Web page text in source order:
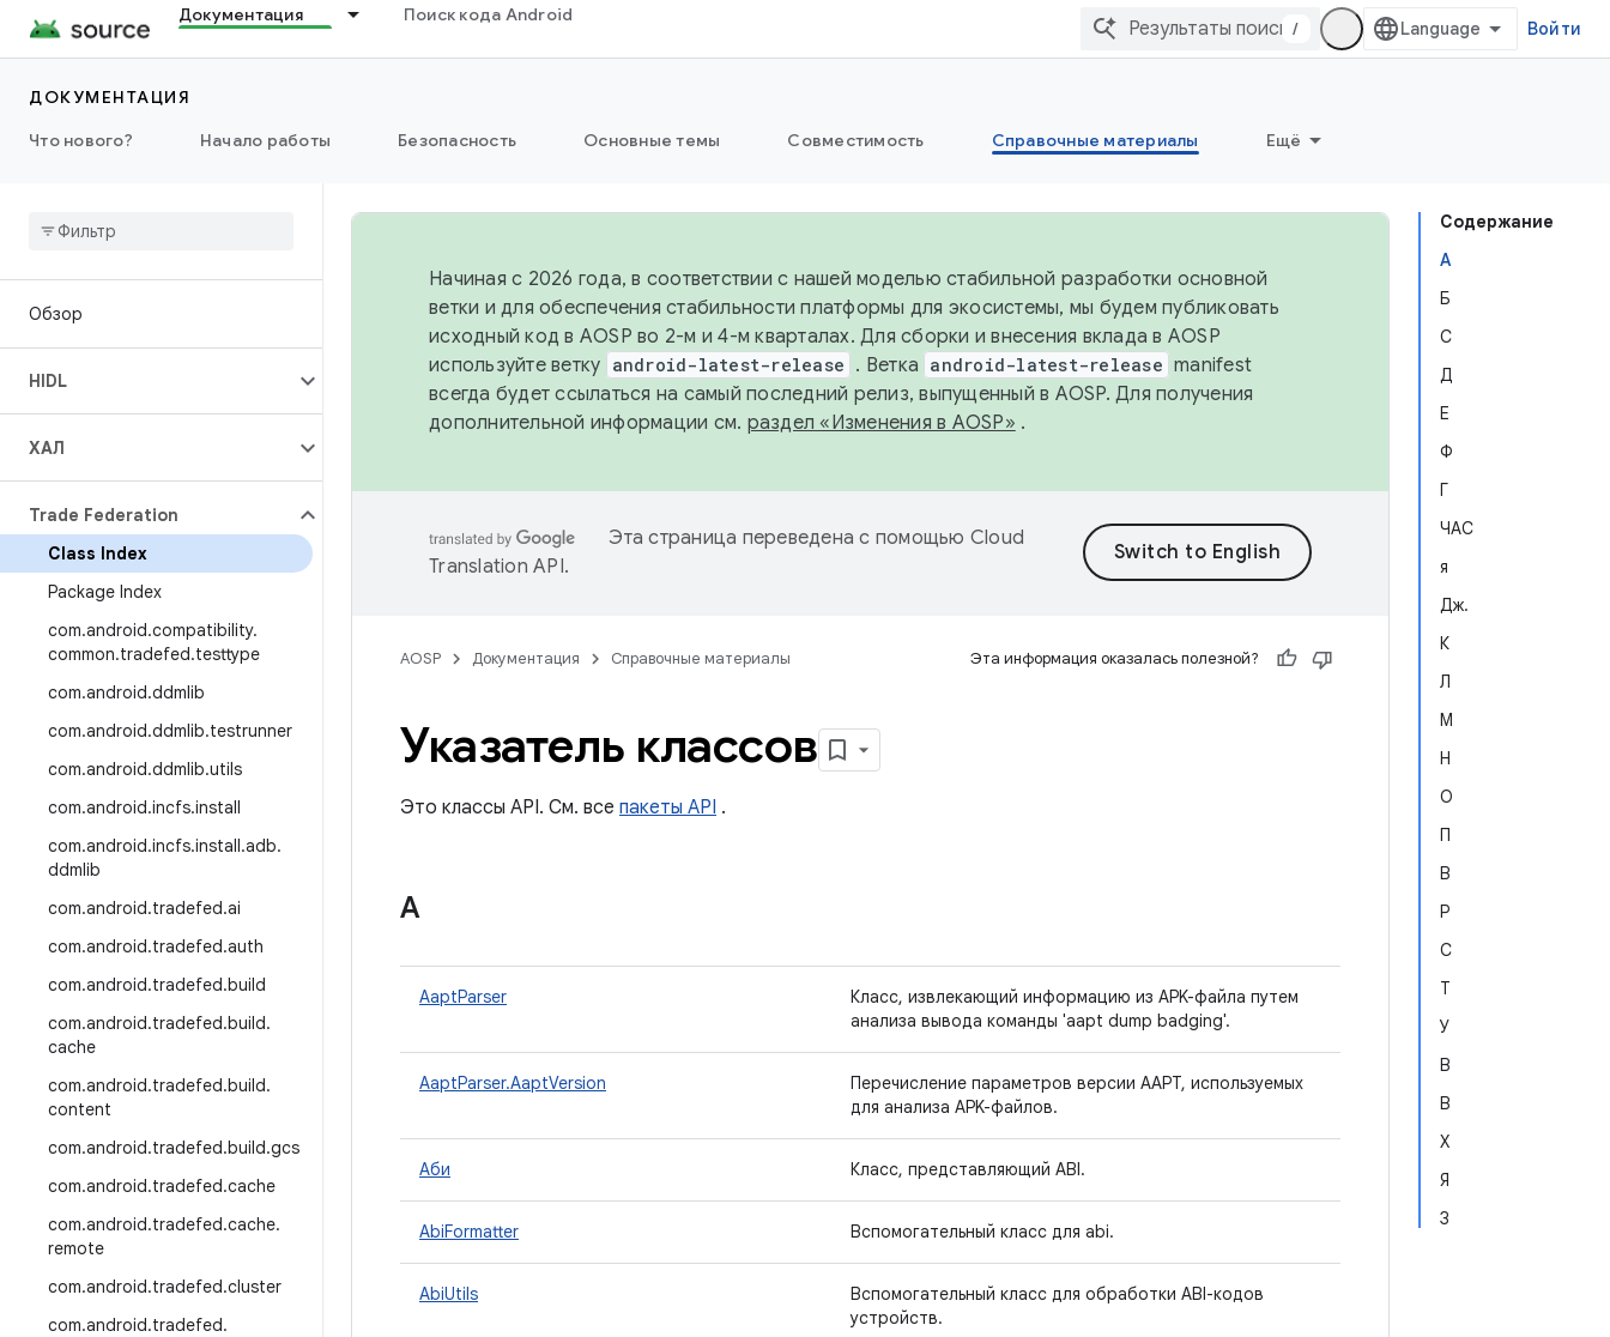
Документация Поиск кода Android
/ Войти
ДОКУМЕНТАЦИЯ
Что нового?
Начало работы Безопасность Основные темы Совместимость Справочные материалы Ещё
Обзор
HIDL
ХАЛ
Trade Federation
Class Index
Package Index
com.android.compatibility.
common.tradefed.testtype
com.android.ddmlib
com.android.ddmlib.testrunner
com.android.ddmlib.utils
com.android.incfs.install
com.android.incfs.install.adb.
ddmlib
com.android.tradefed.ai
com.android.tradefed.auth
com.android.tradefed.build
com.android.tradefed.build.
cache
com.android.tradefed.build.
content
com.android.tradefed.build.gcs
com.android.tradefed.cache
com.android.tradefed.cache.
remote
com.android.tradefed.cluster
com.android.tradefed.
Содержание
А
Б
С
Д
Е
Ф
Г
ЧАС
я
Дж.
К
Л
М
Н
О
П
В
Р
С
Т
У
В
В
X
Я
З
Начиная с 2026 года, в соответствии с нашей моделью стабильной разработки основной
ветки и для обеспечения стабильности платформы для экосистемы, мы будем публиковать
исходный код в AOSP во 2-м и 4-м кварталах. Для сборки и внесения вклада в AOSP
используйте ветку android-latest-release . Ветка android-latest-release manifest
всегда будет ссылаться на самый последний релиз, выпущенный в AOSP. Для получения
дополнительной информации см. раздел «Изменения в AOSP» .
Эта страница переведена с помощью Cloud
Translation API.
AOSP Документация Справочные материалы Эта информация оказалась полезной?
Указатель классов
Это классы API. См. все пакеты API .
А
AaptParser
Класс, извлекающий информацию из APK-файла путем
анализа вывода команды 'aapt dump badging'.
AaptParser.AaptVersion
Перечисление параметров версии AAPT, используемых
для анализа APK-файлов.
Аби Класс, представляющий ABI.
AbiFormatter Вспомогательный класс для abi.
AbiUtils
Вспомогательный класс для обработки ABI-кодов
устройств.